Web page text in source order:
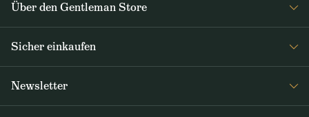
Über den Gentleman Store
Journal
Sicher einkaufen
Newsletter